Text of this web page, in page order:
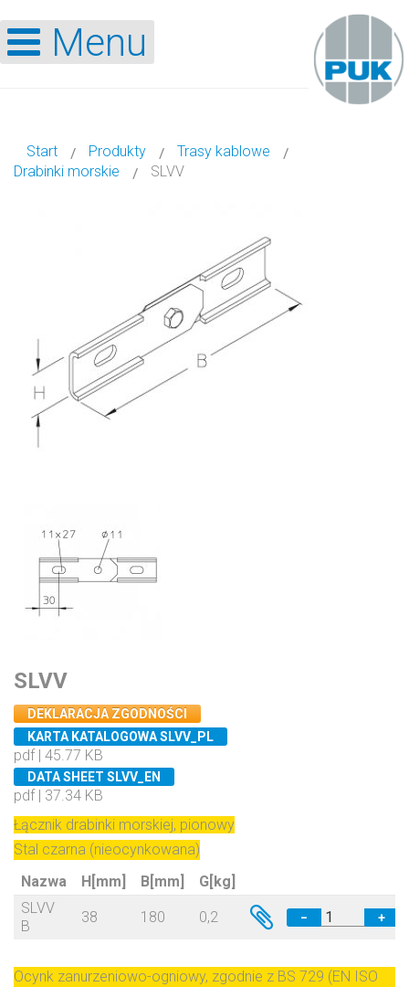
Menu
Start Produkty
Trasy kablowe
Drabinki morskie
SLVV
SLVV
DEKLARACJA ZGODNOŚCI
KARTA KATALOGOWA SLVV_PL
pdf | 45.77 KB
DATA SHEET SLVV_EN
pdf | 37.34 KB
Łącznik drabinki morskiej, pionowy
Stal czarna (nieocynkowana)
Nazwa
H[mm] B[mm]
G[kg]
SLVV
B
38 180 0,2 − +
Ocynk zanurzeniowo-ogniowy, zgodnie z BS 729 (EN ISO